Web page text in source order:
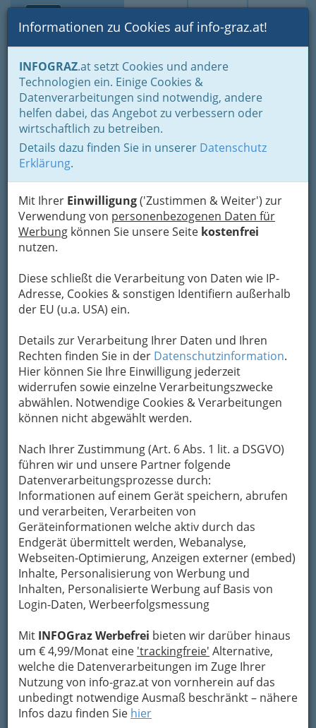
Suche Login Toggle
Informationen zu Cookies auf info-graz.at!
INFOGRAZ.at setzt Cookies und andere
Technologien ein. Einige Cookies &
Datenverarbeitungen sind notwendig, andere
helfen dabei, das Angebot zu verbessern oder
wirtschaftlich zu betreiben.
Details dazu finden Sie in unserer Datenschutz
Erklärung.
Mit Ihrer Einwilligung('Zustimmen & Weiter') zur
Verwendung von personenbezogenen Daten für
Werbung können Sie unsere Seite kostenfrei
nutzen.
Diese schließt die Verarbeitung von Daten wie IP-
Adresse, Cookies & sonstigen Identifiern außerhalb
der EU (u.a. USA) ein.
Details zur Verarbeitung Ihrer Daten und Ihren
Rechten finden Sie in der Datenschutzinformation.
Hier können Sie Ihre Einwilligung jederzeit
widerrufen sowie einzelne Verarbeitungszwecke
abwählen. Notwendige Cookies & Verarbeitungen
können nicht abgewählt werden.
Nach Ihrer Zustimmung (Art. 6 Abs. 1 lit. a DSGVO)
führen wir und unsere Partner folgende
Datenverarbeitungsprozesse durch:
Informationen auf einem Gerät speichern, abrufen
und verarbeiten, Verarbeiten von
Geräteinformationen welche aktiv durch das
Endgerät übermittelt werden, Webanalyse,
Webseiten-Optimierung, Anzeigen externer (embed)
Inhalte, Personalisierung von Werbung und
Inhalten, Personalisierte Werbung auf Basis von
Login-Daten, Werbeerfolgsmessung
Mit INFOGraz Werbefrei bieten wir darüber hinaus
um € 4,99/Monat eine 'trackingfreie' Alternative,
welche die Datenverarbeitungen im Zuge Ihrer
Nutzung von info-graz.at von vornherein auf das
unbedingt notwendige Ausmaß beschränkt – nähere
Infos dazu finden Sie hier
Home Lebens-Guide
Tierfreunde
Tierfachhandel - Zoohandlungen
Tierfachhandel
Tierfachgeschäfte sind für Tierfreunde die erste
Anlaufstelle, wenn es um Zubehör und Futter für
Haustiere geht. Doch auch Unentschlossene
können sich im Tierfachhandel beraten lassen,
bevor sie sich für das passende Haustier
entscheiden.
Tierfachgeschäftebzw.Zoofach-geschäfte
handeln vor allem mit verschiedenen Haustieren
Nicht nur Tierfutter, sondern auch Käfige,
Kratzbäume, Spielzeuge und vieles mehr sind im
Zoohandel erhältlich. Dort steht man Ihnen auch
mit Rat und Tat zur Seite, wenn es um die
Auswahl des richtigenTierbedarfs
artgerechte Tierhaltunggeht.
Wer sich noch nicht für ein Haustier entschieden
hat, erhält in Zoofachgeschäften kompetente
Beratung über verschiedene Tierarten und
welche davon sich am besten mit Ihren
Bedürfnissen vereinbaren lassen. Vor allem
nicht jeder Tierhalter mitbringt – auch hier sind
Sie mit Ihren Fragen an der richtigen Adresse.
Manche Fachgeschäfte spezialisieren sich sogar
auf den Handel mit bestimmten Tierarten und
haben daher in diesen Bereichen besonderes
Wissen und eine breite Palette an Tierzubehör